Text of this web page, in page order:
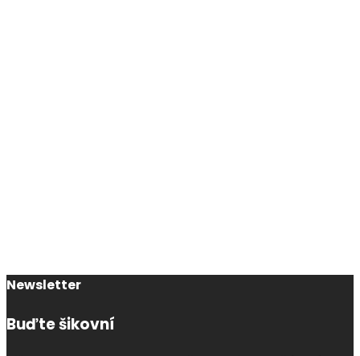
Newsletter
Buďte šikovní